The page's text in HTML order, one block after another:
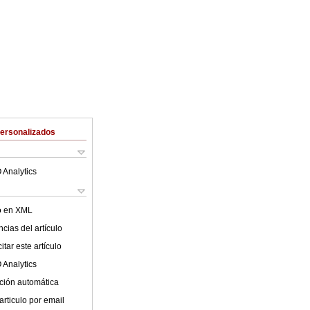
Analytics
en XML
del artículo
este artículo
Analytics
automática
por email